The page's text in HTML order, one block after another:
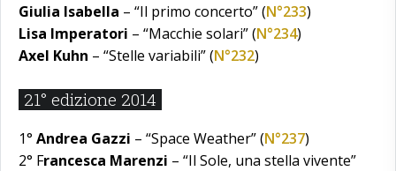
Giulia Isabella – “Il primo concerto” (N°233)
Lisa Imperatori – “Macchie solari” (N°234)
Axel Kuhn – “Stelle variabili” (N°232)
21° edizione 2014
1° Andrea Gazzi – “Space Weather” (N°237)
2° Francesca Marenzi – “Il Sole, una stella vivente”